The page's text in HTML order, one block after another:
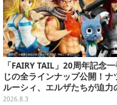
「FAIRY TAIL」20周年記念一
じの全ラインナップ公開！ナ
ルーシィ、エルザたちが迫力
ASTERLISEで初登場
2026.8.3